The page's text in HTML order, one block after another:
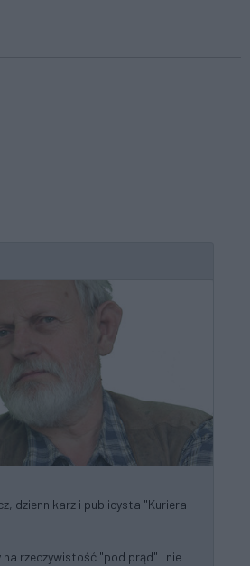
dziennikarz i publicysta "Kuriera
rzeczywistość "pod prąd" i nie